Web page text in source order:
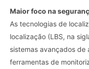
Maior foco na
As tecnologias de
localização (LBS, na
sistemas avançados de
ferramentas de